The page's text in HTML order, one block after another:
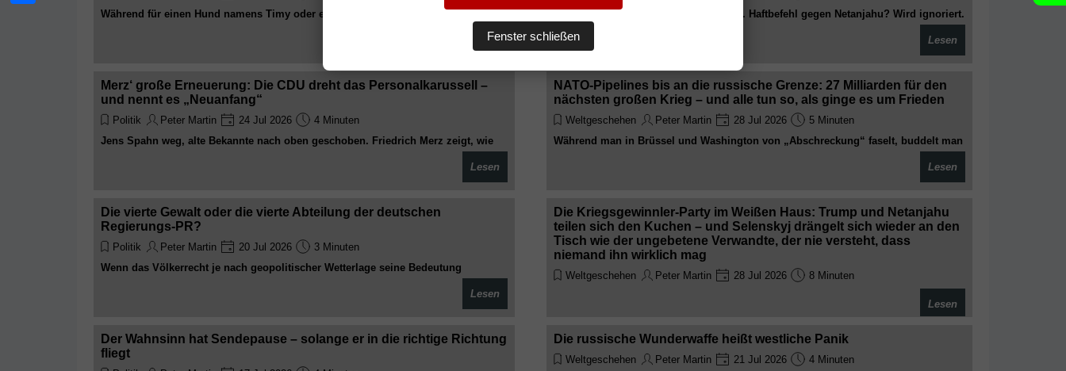
Haftbefehl gegen Putin? Kein Problem. Haftbefehl gegen Netanjahu? Wird ignoriert.
Willkommen im Club der selektiven Gerechtigkeit – Eintritt nur für die Richtigen
Lesen
NATO-Pipelines bis an die russische Grenze: 27 Milliarden für den
nächsten großen Krieg – und alle tun so, als ginge es um Frieden
Weltgeschehen Peter Martin 28 Jul 2026
5 Minuten
Während man in Brüssel und Washington von „Abschreckung“ faselt, buddelt man
Hochtouren – nur die Rechnung zahlt mal wieder der Steuerzahler, und die Toten
Lesen
Die Kriegsgewinnler-Party im Weißen Haus: Trump und Netanjahu
teilen sich den Kuchen – und Selenskyj drängelt sich wieder an den
Tisch wie der ungebetene Verwandte, der nie versteht, dass
niemand ihn wirklich mag
Weltgeschehen Peter Martin 28 Jul 2026
8 Minuten
die Herren des Krieges in Washington für die Kameras, zählen die Milliarden und
der Heuchelei im Jahr 2026
Lesen
Die russische Wunderwaffe heißt westliche Panik
Weltgeschehen Peter Martin 21 Jul 2026
4 Minuten
Während für einen Hund namens Timy oder ein vermisstes Kind die halbe Nation
Lesen
Merz‘ große Erneuerung: Die CDU dreht das Personalkarussell –
und nennt es „Neuanfang“
Politik Peter Martin 24 Jul 2026
4 Minuten
Jens Spahn weg, alte Bekannte nach oben geschoben. Friedrich Merz zeigt, wie
Lesen
Die vierte Gewalt oder die vierte Abteilung der deutschen
Regierungs-PR?
Politik Peter Martin 20 Jul 2026
3 Minuten
Wenn das Völkerrecht je nach geopolitischer Wetterlage seine Bedeutung
Lesen
Der Wahnsinn hat Sendepause – solange er in die richtige Richtung
fliegt
Fenster schließen